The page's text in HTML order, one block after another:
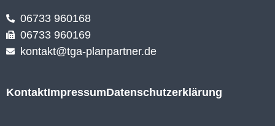
06733 960168
06733 960169
kontakt@tga-planpartner.de
KontaktImpressumDatenschutzerklärung